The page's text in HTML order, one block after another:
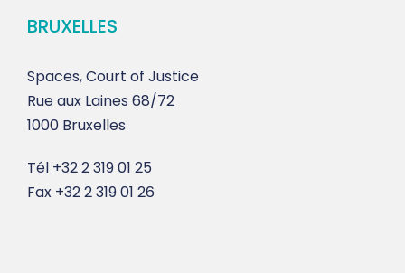
BRUXELLES
Spaces, Court of Justice
Rue aux Laines 68/72
1000 Bruxelles
Tél +32 2 319 01 25
Fax +32 2 319 01 26